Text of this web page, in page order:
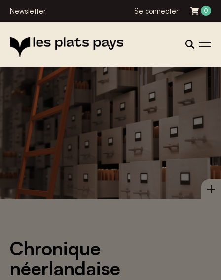
Newsletter Se connecter 0
Chronique
néerlandaise